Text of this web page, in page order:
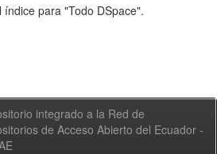
para "Todo DSpace".
integrado a la Red de
de Acceso Abierto del Ecuador -